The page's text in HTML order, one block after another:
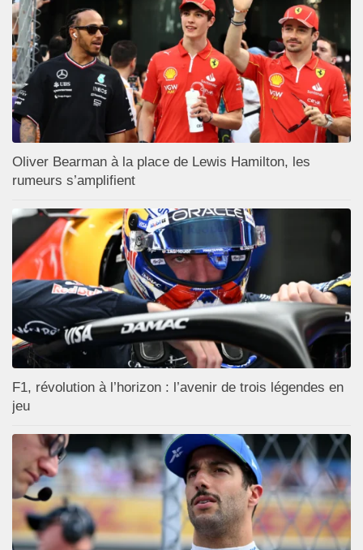
Oliver Bearman à la place de Lewis Hamilton, les
rumeurs s’amplifient
F1, révolution à l’horizon : l’avenir de trois légendes en
jeu